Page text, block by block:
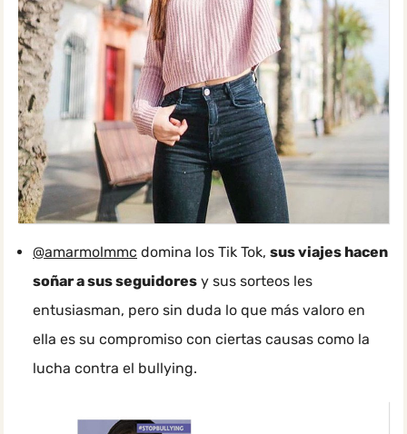
@amarmolmmc domina los Tik Tok, sus viajes hacen
soñar a sus seguidores y sus sorteos les
entusiasman, pero sin duda lo que más valoro en
ella es su compromiso con ciertas causas como la
lucha contra el bullying.